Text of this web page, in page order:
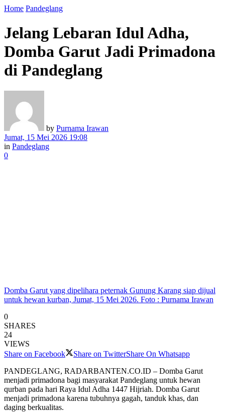
Home Pandeglang
Jelang Lebaran Idul Adha,
Domba Garut Jadi Primadona
di Pandeglang
by Purnama Irawan
Jumat, 15 Mei 2026 19:08
in Pandeglang
0
Domba Garut yang dipelihara peternak Gunung Karang siap dijual
untuk hewan kurban, Jumat, 15 Mei 2026. Foto : Purnama Irawan
0
SHARES
24
VIEWS
Share on Facebook
Share on TwitterShare On Whatsapp
PANDEGLANG, RADARBANTEN.CO.ID – Domba Garut
menjadi primadona bagi masyarakat Pandeglang untuk hewan
qurban pada hari Raya Idul Adha 1447 Hijriah. Domba Garut
menjadi primadona karena tubuhnya gagah, tanduk khas, dan
daging berkualitas.